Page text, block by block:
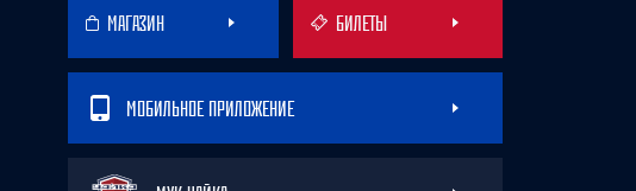
МАГАЗИН БИЛЕТЫ
МОБИЛЬНОЕ ПРИЛОЖЕНИЕ